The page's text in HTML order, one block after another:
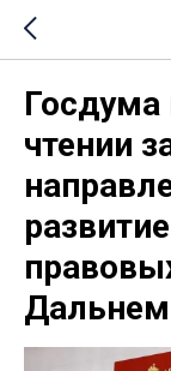
чтении
Дальнем